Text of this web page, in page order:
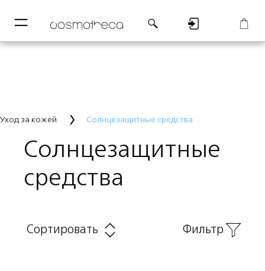
─
─ РегистрацияКорзина
Уход за кожей Солнцезащитные средства
Солнцезащитные
средства
Сортировать Фильтр